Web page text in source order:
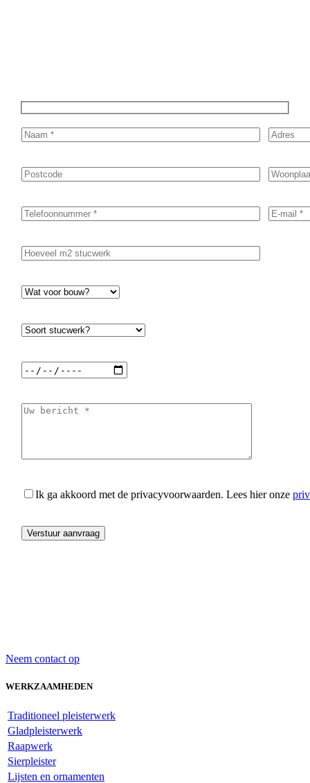
Ik ga akkoord met de privacyvoorwaarden. Lees hier onze
Neem contact op
WERKZAAMHEDEN
Traditioneel pleisterwerk
Gladpleisterwerk
Raapwerk
Sierpleister
Lijsten en ornamenten